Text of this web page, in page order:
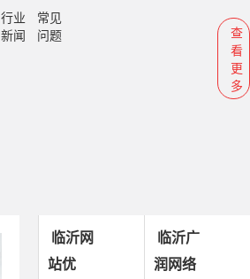
行业
新闻
常见
问题
查
看
更
多
临沂网
站优
临沂广
润网络